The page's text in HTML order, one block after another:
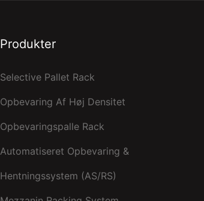
Produkter
Selective Pallet Rack
Opbevaring Af Høj Densitet
Opbevaringspalle Rack
Automatiseret Opbevaring &
Hentningssystem (AS/RS)